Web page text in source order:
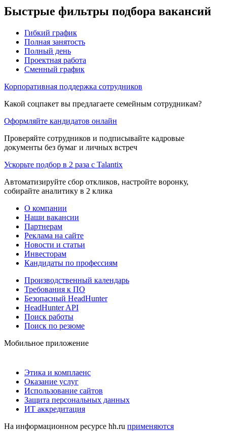
Быстрые фильтры подбора вакансий
Гибкий график
Полная занятость
Полный день
Проектная работа
Сменный график
Корпоративная поддержка сотрудников
Какой соцпакет вы предлагаете семейным сотрудникам?
Оформляйте кандидатов онлайн
Проверяйте сотрудников и подписывайте кадровые
документы без бумаг и личных встреч
Ускорьте подбор в 2 раза с Talantix
Автоматизируйте сбор откликов, настройте воронку,
собирайте аналитику в 2 клика
О компании
Наши вакансии
Партнерам
Реклама на сайте
Новости и статьи
Инвесторам
Кандидаты по профессиям
Производственный календарь
Требования к ПО
Безопасный HeadHunter
HeadHunter API
Поиск работы
Поиск по резюме
Мобильное приложение
Этика и комплаенс
Оказание услуг
Использование сайтов
Защита персональных данных
ИТ аккредитация
На информационном ресурсе hh.ru применяются